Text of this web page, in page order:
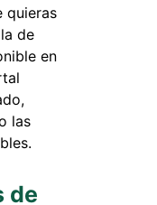
quieras
de
en
las
de